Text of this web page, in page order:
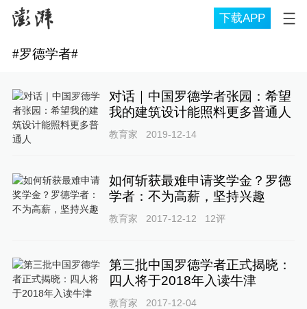
下载APP
#罗德学者#
对话｜中国罗德学者张园：希望
我的建筑设计能照料更多普通人
教育家 2019-12-14
如何斩获最难申请奖学金？罗德
学者：不为高薪，坚持兴趣
教育家 2017-12-12 12评
第三批中国罗德学者正式揭晓：
四人将于2018年入读牛津
教育家 2017-12-04